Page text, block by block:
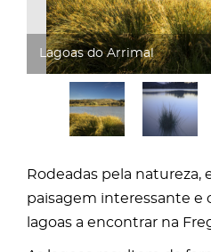
Lagoas do Arrimal
Rodeadas pela natureza,
paisagem interessante e
lagoas a encontrar na